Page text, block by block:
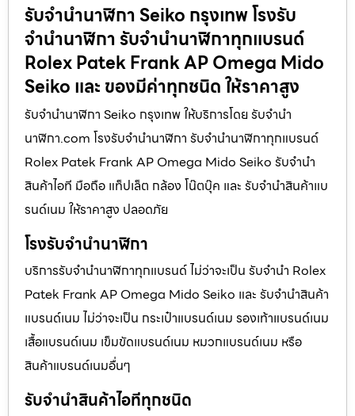
รับจํานํานาฬิกา Seiko กรุงเทพ โรงรับ
จำนำนาฬิกา รับจำนำนาฬิกาทุกแบรนด์
Rolex Patek Frank AP Omega Mido
Seiko และ ของมีค่าทุกชนิด ให้ราคาสูง
รับจํานํานาฬิกา Seiko กรุงเทพ ให้บริการโดย รับจํานํา
นาฬิกา.com โรงรับจำนำนาฬิกา รับจำนำนาฬิกาทุกแบรนด์
Rolex Patek Frank AP Omega Mido Seiko รับจำนำ
สินค้าไอที มือถือ แท็ปเล็ต กล้อง โน๊ตบุ๊ค และ รับจำนำสินค้าแบ
รนด์เนม ให้ราคาสูง ปลอดภัย
โรงรับจำนำนาฬิกา
บริการรับจำนำนาฬิกาทุกแบรนด์ ไม่ว่าจะเป็น รับจำนำ Rolex
Patek Frank AP Omega Mido Seiko และ รับจำนำสินค้า
แบรนด์เนม ไม่ว่าจะเป็น กระเป๋าแบรนด์เนม รองเท้าแบรนด์เนม
เสื้อแบรนด์เนม เข็มขัดแบรนด์เนม หมวกแบรนด์เนม หรือ
สินค้าแบรนด์เนมอื่นๆ
รับจำนำสินค้าไอทีทุกชนิด